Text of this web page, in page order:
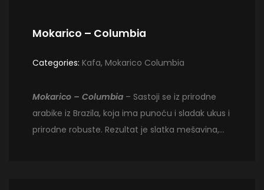
Mokarico – Columbia
Categories: Kafa, Mokarico Columbia
Mokarico – Columbia – Sastoji se iz prirodne
arabike iz Brazila, koja ima punoću i sladak ukus i
prirodne robuste. Rezultat je slatka mešavina,